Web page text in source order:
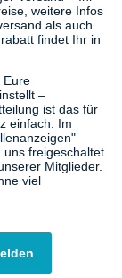
weitere Infos
als auch
findet Ihr in
Eure
–
ist das für
einfach: Im
uns freigeschaltet
Mitglieder.
viel